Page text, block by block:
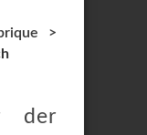
>
der